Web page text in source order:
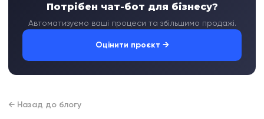
Потрібен чат-бот для бізнесу?
Автоматизуємо ваші процеси та збільшимо продажі.
Оцінити проєкт →
← Назад до блогу